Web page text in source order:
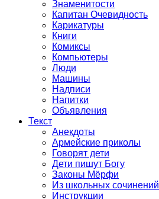
Знаменитости
Капитан Очевидность
Карикатуры
Книги
Комиксы
Компьютеры
Люди
Машины
Надписи
Напитки
Объявления
Текст
Анекдоты
Армейские приколы
Говорят дети
Дети пишут Богу
Законы Мёрфи
Из школьных сочинений
Инструкции